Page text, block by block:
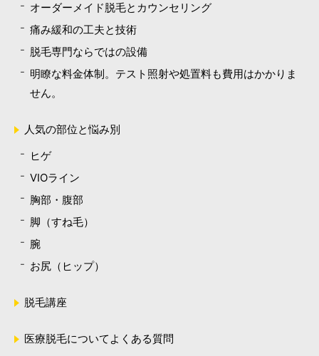
オーダーメイド脱毛とカウンセリング
痛み緩和の工夫と技術
脱毛専門ならではの設備
明瞭な料金体制。テスト照射や処置料も費用はかかりま
せん。
人気の部位と悩み別
ヒゲ
VIOライン
胸部・腹部
脚（すね毛）
腕
お尻（ヒップ）
脱毛講座
医療脱毛についてよくある質問